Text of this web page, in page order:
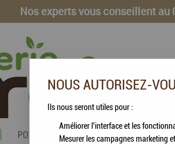
Nos experts vous conseillent au
POISSONS CHEVAUX
NOUS AUTORISEZ-
Ils nous seront utiles pour :
Améliorer l'interface et les
Mesurer les campagnes marketing